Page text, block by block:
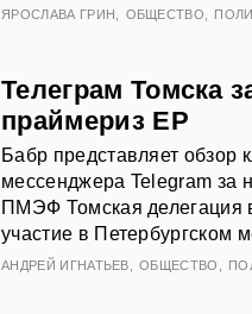
ЯРОСЛАВА ГРИН ОБЩЕСТВО
Телеграм Томска
праймериз ЕР
Бабр представляет обзор
мессенджера Telegram за
ПМЭФ Томская делегация
участие в Петербургском
АНДРЕЙ ИГНАТЬЕВ ОБЩЕСТВО